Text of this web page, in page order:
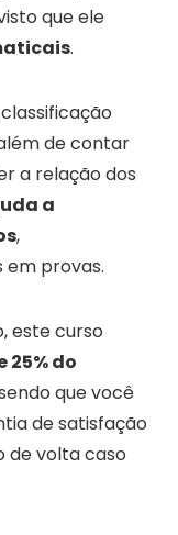
que ele
.
de contar
a relação dos
a
,
em provas.
este curso
25% do
que você
de satisfação
de volta caso